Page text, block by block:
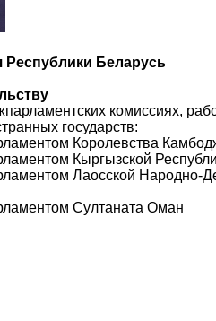
Республики Беларусь
комиссиях,
государств:
Королевства
Кыргызской
Лаосской Народно-
Султаната Оман